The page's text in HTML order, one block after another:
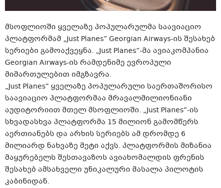
მსოფლიოში ყველაზე პოპულარულმა საავიაციო
პლატფორმამ „Just Planes” Georgian Airways-ის შესახებ
სერიები გამოაქვეყნა. „Just Planes”-მა ავიაკომპანია
Georgian Airways-ის რამდენიმე ევროპული
მიმართულებით იმგზავრა.
„Just Planes” ყველაზე პოპულარული საერთაშორისო
საავიაციო პლატფორმაა მრავალმილიონიანი
აუდიტორიით მთელ მსოფლიოში. „Just Planes”-ის
სხვადასხვა პლატფორმა 15 მილიონ გამომწერს
აერთიანებს და არხის სერიებს ამ დრომდე 6
მილიარდ ნახვაზე მეტი აქვს. პლატფორმის მიზანია
მაყურებელს შესთავაზოს ავიახომალდის ფრენის
შესახებ ამსახველი უნიკალური მასალა პილოტის
კაბინიდან.